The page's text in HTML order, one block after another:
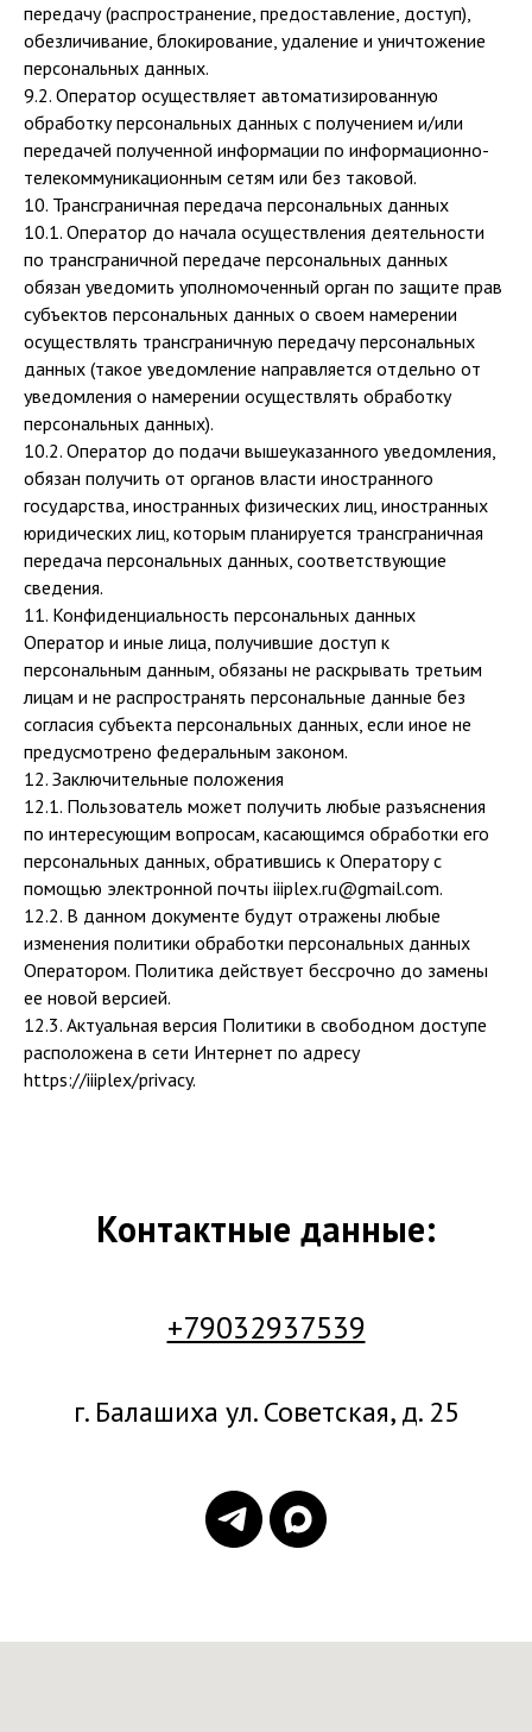
передачу (распространение, предоставление, доступ),
обезличивание, блокирование, удаление и уничтожение
персональных данных.
9.2. Оператор осуществляет автоматизированную
обработку персональных данных с получением и/или
передачей полученной информации по информационно-
телекоммуникационным сетям или без таковой.
10. Трансграничная передача персональных данных
10.1. Оператор до начала осуществления деятельности
по трансграничной передаче персональных данных
обязан уведомить уполномоченный орган по защите прав
субъектов персональных данных о своем намерении
осуществлять трансграничную передачу персональных
данных (такое уведомление направляется отдельно от
уведомления о намерении осуществлять обработку
персональных данных).
10.2. Оператор до подачи вышеуказанного уведомления,
обязан получить от органов власти иностранного
государства, иностранных физических лиц, иностранных
юридических лиц, которым планируется трансграничная
передача персональных данных, соответствующие
сведения.
11. Конфиденциальность персональных данных
Оператор и иные лица, получившие доступ к
персональным данным, обязаны не раскрывать третьим
лицам и не распространять персональные данные без
согласия субъекта персональных данных, если иное не
предусмотрено федеральным законом.
12. Заключительные положения
12.1. Пользователь может получить любые разъяснения
по интересующим вопросам, касающимся обработки его
персональных данных, обратившись к Оператору с
помощью электронной почты iiiplex.ru@gmail.com.
12.2. В данном документе будут отражены любые
изменения политики обработки персональных данных
Оператором. Политика действует бессрочно до замены
ее новой версией.
12.3. Актуальная версия Политики в свободном доступе
расположена в сети Интернет по адресу
https://iiiplex/privacy.
Контактные данные:
+79032937539
г. Балашиха ул. Советская, д. 25